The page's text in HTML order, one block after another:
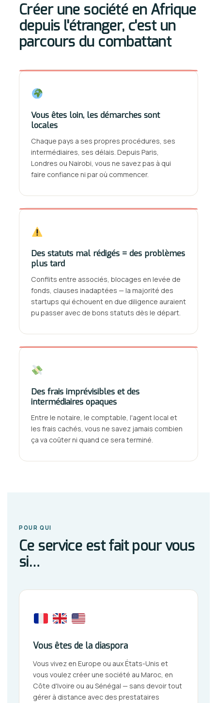
Créer une société en Afrique
depuis l'étranger, c'est un
parcours du combattant
Vous êtes loin, les démarches sont
locales
Chaque pays a ses propres procédures, ses
intermédiaires, ses délais. Depuis Paris,
Londres ou Nairobi, vous ne savez pas à qui
faire confiance ni par où commencer.
Des statuts mal rédigés = des problèmes
plus tard
Conflits entre associés, blocages en levée de
fonds, clauses inadaptées — la majorité des
startups qui échouent en due diligence auraient
pu passer avec de bons statuts dès le départ.
Des frais imprévisibles et des
intermédiaires opaques
Entre le notaire, le comptable, l'agent local et
les frais cachés, vous ne savez jamais combien
ça va coûter ni quand ce sera terminé.
POUR QUI
Ce service est fait pour vous
si…
Vous êtes de la diaspora
Vous vivez en Europe ou aux États-Unis et
vous voulez créer une société au Maroc, en
Côte d'Ivoire ou au Sénégal — sans devoir tout
gérer à distance avec des prestataires